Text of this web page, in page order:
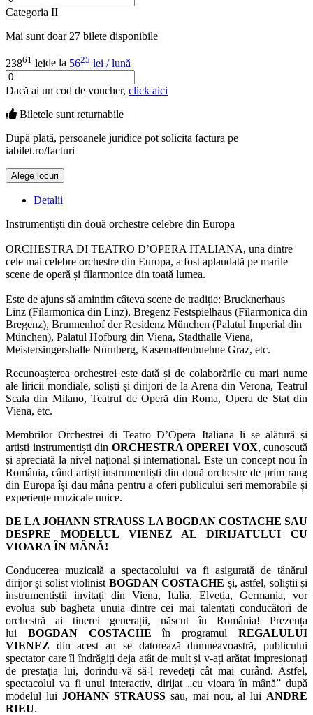
Categoria II
Mai sunt doar 27 bilete disponibile
23861 leide la 5625 lei / lună
Dacă ai un cod de voucher, click aici
Biletele sunt returnabile
După plată, persoanele juridice pot solicita factura pe
iabilet.ro/facturi
Alege locuri
Detalii
Instrumentiști din două orchestre celebre din Europa
ORCHESTRA DI TEATRO D’OPERA ITALIANA, una dintre
cele mai celebre orchestre din Europa, a fost aplaudată pe marile
scene de operă și filarmonice din toată lumea.
Este de ajuns să amintim câteva scene de tradiție: Brucknerhaus
Linz (Filarmonica din Linz), Bregenz Festspielhaus (Filarmonica din
Bregenz), Brunnenhof der Residenz München (Palatul Imperial din
München), Palatul Hofburg din Viena, Stadthalle Viena,
Meistersingershalle Nürnberg, Kasemattenbuehne Graz, etc.
Recunoașterea orchestrei este dată și de colaborările cu mari nume
ale liricii mondiale, soliști și dirijori de la Arena din Verona, Teatrul
Scala din Milano, Teatrul de Operă din Roma, Opera de Stat din
Viena, etc.
Membrilor Orchestrei di Teatro D’Opera Italiana li se alătură și
artiști instrumentiști din ORCHESTRA OPEREI VOX, cunoscută
și apreciată la nivel național și internațional. Este un concept nou în
România, când artiști instrumentiști din două orchestre de prim rang
din Europa își dau mâna pentru a oferi publicului seri memorabile și
experiențe muzicale unice.
DE LA JOHANN STRAUSS LA BOGDAN COSTACHE SAU
DESPRE MODELUL VIENEZ AL DIRIJATULUI CU
VIOARA ÎN MÂNĂ!
Conducerea muzicală a spectacolului va fi asigurată de tânărul
dirijor și solist violinist BOGDAN COSTACHE și, astfel, soliștii și
instrumentiștii invitați din Viena, Italia, Elveția, Germania, vor
evolua sub bagheta unuia dintre cei mai talentați conducători de
orchestră ai tinerei generații, născut în România! Prezența
lui BOGDAN COSTACHE în programulREGALULUI
VIENEZ din acest an se datorează dumneavoastră, publicului
spectator care îl îndrăgiți deja atât de mult și v-ați arătat impresionați
de prestația lui, dorindu-vă să-l revedeți cât mai curând. Astfel,
spectacolul va fi unul interactiv, dirijat „cu vioara în mână” după
modelul lui JOHANN STRAUSS sau, mai nou, al lui ANDRE
RIEU.